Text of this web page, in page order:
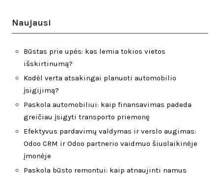
Naujausi
Būstas prie upės: kas lemia tokios vietos
išskirtinumą?
Kodėl verta atsakingai planuoti automobilio
įsigijimą?
Paskola automobiliui: kaip finansavimas padeda
greičiau įsigyti transporto priemonę
Efektyvus pardavimų valdymas ir verslo augimas:
Odoo CRM ir Odoo partnerio vaidmuo šiuolaikinėje
įmonėje
Paskola būsto remontui: kaip atnaujinti namus